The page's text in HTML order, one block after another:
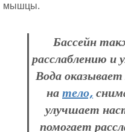
мышцы.
Бассейн
расслаблению и
Вода
натело,
улучшает
помогает